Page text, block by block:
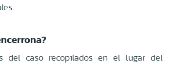
del caso recopilados en el lugar del